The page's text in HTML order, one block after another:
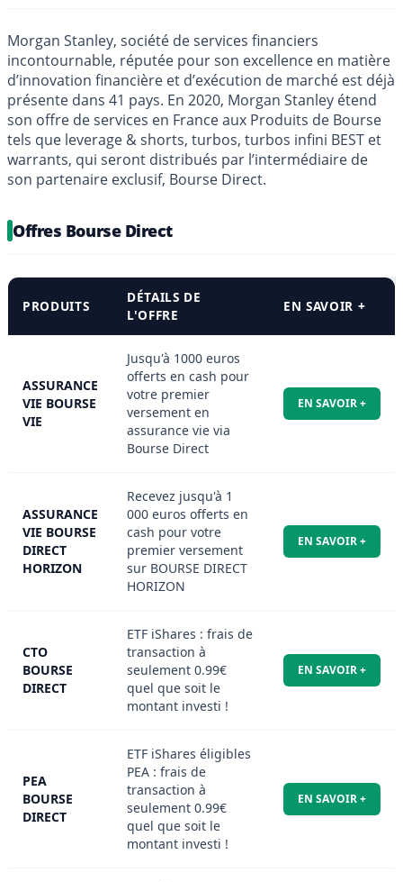
Morgan Stanley, société de services financiers
incontournable, réputée pour son excellence en matière
d’innovation financière et d’exécution de marché est déjà
présente dans 41 pays. En 2020, Morgan Stanley étend
son offre de services en France aux Produits de Bourse
tels que leverage & shorts, turbos, turbos infini BEST et
warrants, qui seront distribués par l’intermédiaire de
son partenaire exclusif, Bourse Direct.
Offres Bourse Direct
PRODUITS
DÉTAILS DE
L'OFFRE
EN SAVOIR +
ASSURANCE
VIE BOURSE
VIE
Jusqu'à 1000 euros
offerts en cash pour
votre premier
versement en
assurance vie via
Bourse Direct
EN SAVOIR +
ASSURANCE
VIE BOURSE
DIRECT
HORIZON
Recevez jusqu'à 1
000 euros offerts en
cash pour votre
premier versement
sur BOURSE DIRECT
HORIZON
EN SAVOIR +
CTO
BOURSE
DIRECT
ETF iShares : frais de
transaction à
seulement 0.99€
quel que soit le
montant investi !
EN SAVOIR +
PEA
BOURSE
DIRECT
ETF iShares éligibles
PEA : frais de
transaction à
seulement 0.99€
quel que soit le
montant investi !
EN SAVOIR +